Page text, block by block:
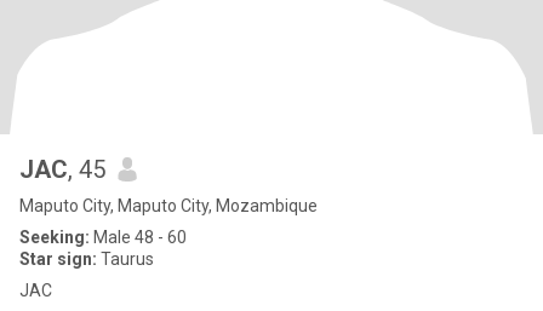
JAC, 45
Maputo City, Maputo City, Mozambique
Seeking: Male 48 - 60
Star sign: Taurus
JAC